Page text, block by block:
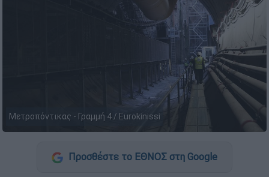
Μετροπόντικας - Γραμμή 4 / Eurokinissi
Προσθέστε το ΕΘΝΟΣ στη Google